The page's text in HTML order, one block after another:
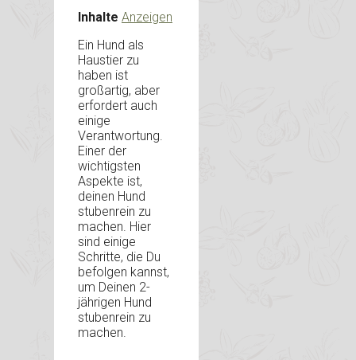
Inhalte Anzeigen
Ein Hund als
Haustier zu
haben ist
großartig, aber
erfordert auch
einige
Verantwortung.
Einer der
wichtigsten
Aspekte ist,
deinen Hund
stubenrein zu
machen. Hier
sind einige
Schritte, die Du
befolgen kannst,
um Deinen 2-
jährigen Hund
stubenrein zu
machen.